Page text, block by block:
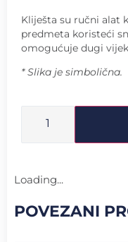
Kliješta su ručni alat
predmeta koristeći
omogućuje dugi
* Slika je simbolična.
Loading...
POVEZANI